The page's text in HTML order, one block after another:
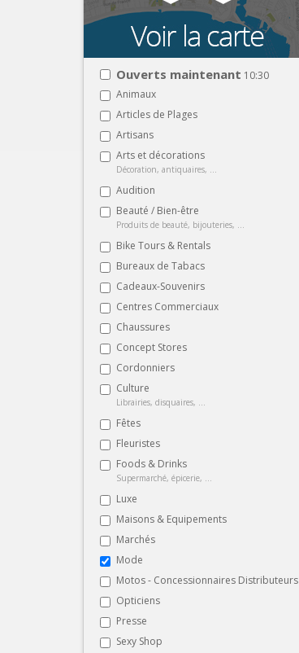
Ouverts maintenant 10:30
Animaux
Articles de Plages
Artisans
Arts et décorations
Décoration, antiquaires, ...
Audition
Beauté / Bien-être
Produits de beauté, bijouteries, ...
Bike Tours & Rentals
Bureaux de Tabacs
Cadeaux-Souvenirs
Centres Commerciaux
Chaussures
Concept Stores
Cordonniers
Culture
Librairies, disquaires, ...
Fêtes
Fleuristes
Foods & Drinks
Supermarché, épicerie, ...
Luxe
Maisons & Equipements
Marchés
Mode
Motos - Concessionnaires Distributeurs
Opticiens
Presse
Sexy Shop